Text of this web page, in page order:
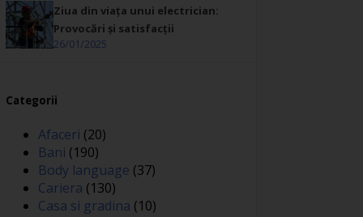
Ziua din viața unui electrician:
Provocări și satisfacții
26/01/2025
Categorii
Afaceri (20)
Bani (190)
Body language (37)
Cariera (130)
Casa si gradina (10)